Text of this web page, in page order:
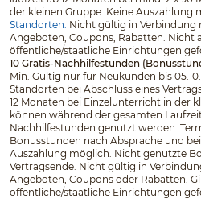
der kleinen Gruppe. Keine Auszahlung
Standorten. Nicht gültig in Verbindung
Angeboten, Coupons, Rabatten. Nicht
öffentliche/staatliche Einrichtungen
10 Gratis-Nachhilfestunden
Min. Gültig nur für Neukunden bis
Standorten bei Abschluss eines
12 Monaten bei Einzelunterricht in der
können während der gesamten
Nachhilfestunden genutzt werden.
Bonusstunden nach Absprache und
Auszahlung möglich. Nicht genutzte
Vertragsende. Nicht gültig in
Angeboten, Coupons oder Rabatten.
öffentliche/staatliche Einrichtungen